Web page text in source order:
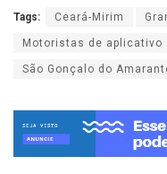
Tags: Ceará-Mirim
Motoristas de aplicativo
São Gonçalo do